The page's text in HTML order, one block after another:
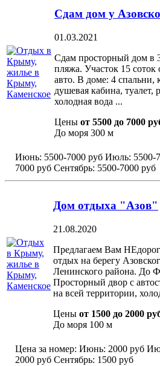
Сдам дом у
01.03.2021
Сдам просторный дом в
пляжа. Участок 15 соток
авто. В доме: 4 спальни,
душевая кабина, туалет,
холодная вода ...
Цены от 5500 до 7000
До моря 300 м
Июнь: 5500-7000 руб Июль: 5500-
7000 руб Сентябрь: 5500-7000 руб
Дом отдыха "Азов"
21.08.2020
Предлагаем Вам
отдых на берегу
Ленинского района. До
Просторный двор с
на всей территории,
Цены от 1500 до 2000
До моря 100 м
Цена за номер: Июнь: 2000 руб
2000 руб Сентябрь: 1500 руб